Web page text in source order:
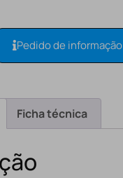
Pedido de informação
Ficha técnica